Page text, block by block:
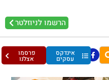
הרשמו לניוזלטר
אינדקס
עסקים
פרסמו
אצלנו